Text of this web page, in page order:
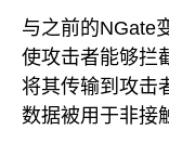
与之前的NGate
使攻击者能够拦
将其传输到攻击
数据被用于非接